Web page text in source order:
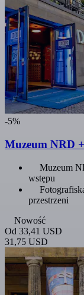
-5%
Muzeum NRD
Muzeum
wstępu
przestrzeni
Nowość
Od 33,41 USD
31,75 USD